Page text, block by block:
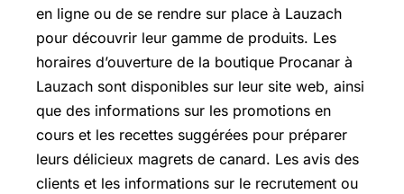
en ligne ou de se rendre sur place à Lauzach
pour découvrir leur gamme de produits. Les
horaires d’ouverture de la boutique Procanar à
Lauzach sont disponibles sur leur site web, ainsi
que des informations sur les promotions en
cours et les recettes suggérées pour préparer
leurs délicieux magrets de canard. Les avis des
clients et les informations sur le recrutement ou